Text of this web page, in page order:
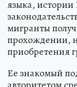
языка, истории
мигранты
прохождении,
приобретения
Ее знакомый